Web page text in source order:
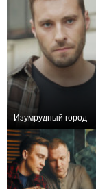
Изумрудный город